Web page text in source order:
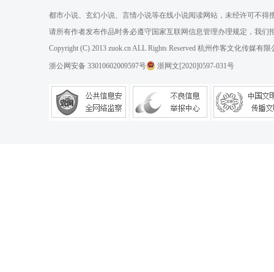
都市小说、玄幻小说、言情小说等在线小说阅读网站，未经许可不得
请所有作者发布作品时务必遵守国家互联网信息管理办理规定，我们
Copyright (C) 2013 zuok.cn ALL Rights Reserved 杭州作客文化传媒有
浙公网安备 33010602009597号 浙网文[2020]0597-031号